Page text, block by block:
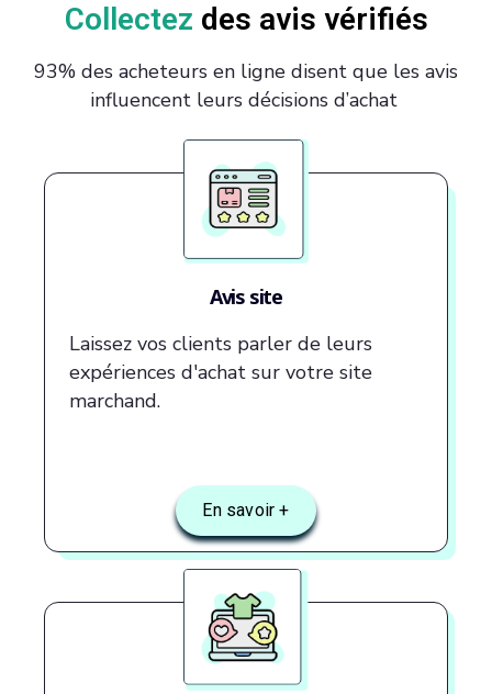
Collectez des avis vérifiés
93% des acheteurs en ligne disent que les avis
influencent leurs décisions d’achat
Avis site
Laissez vos clients parler de leurs
expériences d'achat sur votre site
marchand.
En savoir +